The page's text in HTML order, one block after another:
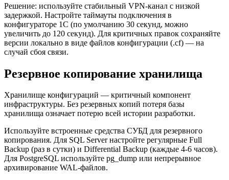
Решение: используйте стабильный VPN-канал с низкой
задержкой. Настройте таймауты подключения в
конфигураторе 1С (по умолчанию 30 секунд, можно
увеличить до 120 секунд). Для критичных правок сохраняйте
версии локально в виде файлов конфигурации (.cf) — на
случай сбоя связи.
Резервное копирование хранилища
Хранилище конфигураций — критичный компонент
инфраструктуры. Без резервных копий потеря базы
хранилища означает потерю всей истории разработки.
Используйте встроенные средства СУБД для резервного
копирования. Для SQL Server настройте регулярные Full
Backup (раз в сутки) и Differential Backup (каждые 4-6 часов).
Для PostgreSQL используйте pg_dump или непрерывное
архивирование WAL-файлов.